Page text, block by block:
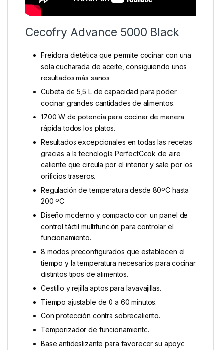
Cecofry Advance 5000 Black
Freidora dietética que permite cocinar con una
sola cucharada de aceite, consiguiendo unos
resultados más sanos.
Cubeta de 5,5 L de capacidad para poder
cocinar grandes cantidades de alimentos.
1700 W de potencia para cocinar de manera
rápida todos los platos.
Resultados excepcionales en todas las recetas
gracias a la tecnología PerfectCook de aire
caliente que circula por el interior y sale por los
orificios traseros.
Regulación de temperatura desde 80ºC hasta
200 ºC
Diseño moderno y compacto con un panel de
control táctil multifunción para controlar el
funcionamiento.
8 modos preconfigurados que establecen el
tiempo y la temperatura necesarios para cocinar
distintos tipos de alimentos.
Cestillo y rejilla aptos para lavavajillas.
Tiempo ajustable de 0 a 60 minutos.
Con protección contra sobrecaliento.
Temporizador de funcionamiento.
Base antideslizante para favorecer su apoyo